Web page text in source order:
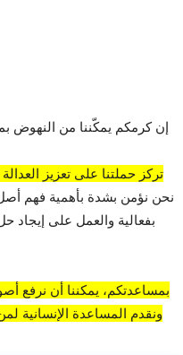
إن كرمكم يمكّننا من النهوض
تركز حملتنا على تعزيز
نحن نؤمن بشدة بأهمية فهم أصل
بفعالية والعمل على إيجاد
بمساعدتكم، يمكننا أن نرفع
ونقدم المساعدة الإنسانية